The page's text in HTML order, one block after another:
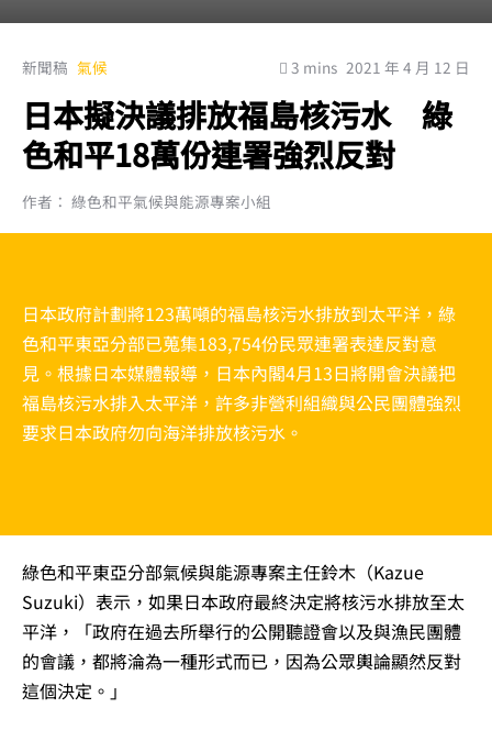
新聞稿 氣候 3 mins 2021 年 4 月 12 日
日本擬決議排放福島核污水 綠
色和平18萬份連署強烈反對
作者： 綠色和平氣候與能源專案小組
日本政府計劃將123萬噸的福島核污水排放到太平洋，綠
色和平東亞分部已蒐集183,754份民眾連署表達反對意
見。根據日本媒體報導，日本內閣4月13日將開會決議把
福島核污水排入太平洋，許多非營利組織與公民團體強烈
要求日本政府勿向海洋排放核污水。
綠色和平東亞分部氣候與能源專案主任鈴木（Kazue
Suzuki）表示，如果日本政府最終決定將核污水排放至太
平洋，「政府在過去所舉行的公開聽證會以及與漁民團體
的會議，都將淪為一種形式而已，因為公眾輿論顯然反對
這個決定。」